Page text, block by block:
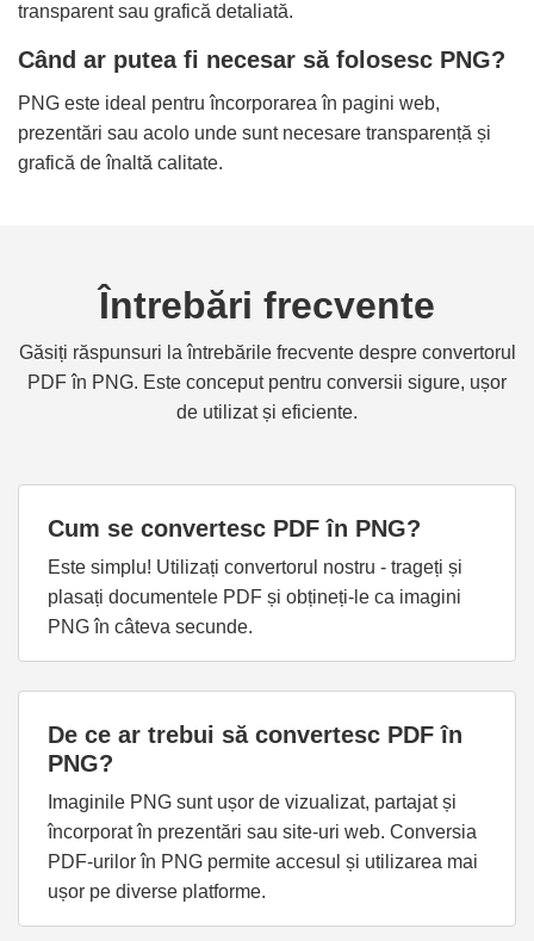
transparent sau grafică detaliată.
Când ar putea fi necesar să folosesc PNG?
PNG este ideal pentru încorporarea în pagini web,
prezentări sau acolo unde sunt necesare transparență și
grafică de înaltă calitate.
Întrebări frecvente
Găsiți răspunsuri la întrebările frecvente despre convertorul
PDF în PNG. Este conceput pentru conversii sigure, ușor
de utilizat și eficiente.
Cum se convertesc PDF în PNG?
Este simplu! Utilizați convertorul nostru - trageți și
plasați documentele PDF și obțineți-le ca imagini
PNG în câteva secunde.
De ce ar trebui să convertesc PDF în
PNG?
Imaginile PNG sunt ușor de vizualizat, partajat și
încorporat în prezentări sau site-uri web. Conversia
PDF-urilor în PNG permite accesul și utilizarea mai
ușor pe diverse platforme.